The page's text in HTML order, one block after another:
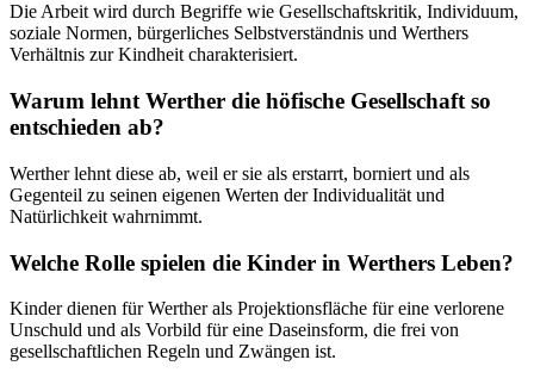
Die Arbeit wird durch Begriffe wie Gesellschaftskritik, Individuum,
soziale Normen, bürgerliches Selbstverständnis und Werthers
Verhältnis zur Kindheit charakterisiert.
Warum lehnt Werther die höfische Gesellschaft so
entschieden ab?
Werther lehnt diese ab, weil er sie als erstarrt, borniert und als
Gegenteil zu seinen eigenen Werten der Individualität und
Natürlichkeit wahrnimmt.
Welche Rolle spielen die Kinder in Werthers Leben?
Kinder dienen für Werther als Projektionsfläche für eine verlorene
Unschuld und als Vorbild für eine Daseinsform, die frei von
gesellschaftlichen Regeln und Zwängen ist.